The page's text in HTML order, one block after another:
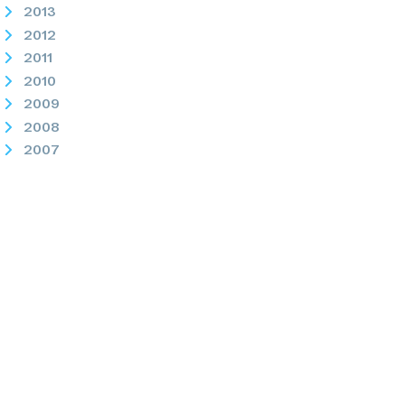
2013
2012
2011
2010
2009
2008
2007